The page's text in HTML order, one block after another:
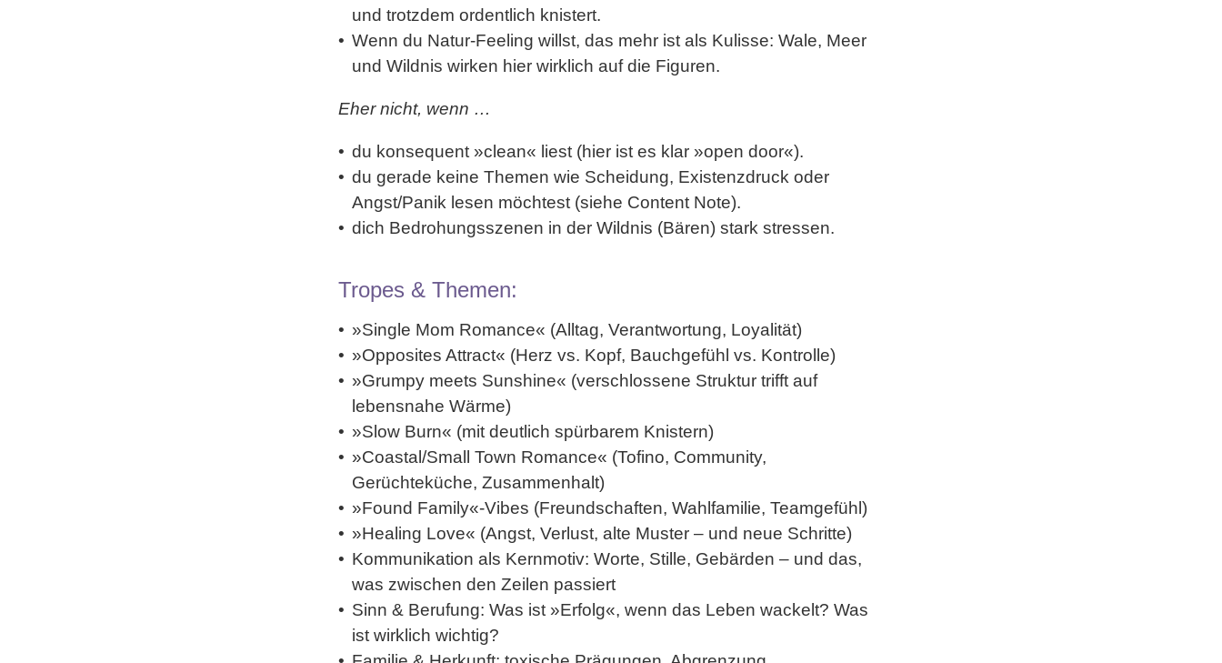
und trotzdem ordentlich knistert.
Wenn du Natur-Feeling willst, das mehr ist als Kulisse: Wale, Meer
und Wildnis wirken hier wirklich auf die Figuren.
Eher nicht, wenn …
du konsequent »clean« liest (hier ist es klar »open door«).
du gerade keine Themen wie Scheidung, Existenzdruck oder
Angst/Panik lesen möchtest (siehe Content Note).
dich Bedrohungsszenen in der Wildnis (Bären) stark stressen.
Tropes & Themen:
»Single Mom Romance« (Alltag, Verantwortung, Loyalität)
»Opposites Attract« (Herz vs. Kopf, Bauchgefühl vs. Kontrolle)
»Grumpy meets Sunshine« (verschlossene Struktur trifft auf
lebensnahe Wärme)
»Slow Burn« (mit deutlich spürbarem Knistern)
»Coastal/Small Town Romance« (Tofino, Community,
Gerüchteküche, Zusammenhalt)
»Found Family«-Vibes (Freundschaften, Wahlfamilie, Teamgefühl)
»Healing Love« (Angst, Verlust, alte Muster – und neue Schritte)
Kommunikation als Kernmotiv: Worte, Stille, Gebärden – und das,
was zwischen den Zeilen passiert
Sinn & Berufung: Was ist »Erfolg«, wenn das Leben wackelt? Was
ist wirklich wichtig?